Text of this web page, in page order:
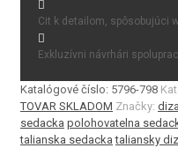
Cit k detailom, spôsobujúci
Exkluzívni návrhári
Katalógové číslo: 5796-798
TOVAR SKLADOM Značky:
sedacka polohovatelna
talianska sedacka taliansky